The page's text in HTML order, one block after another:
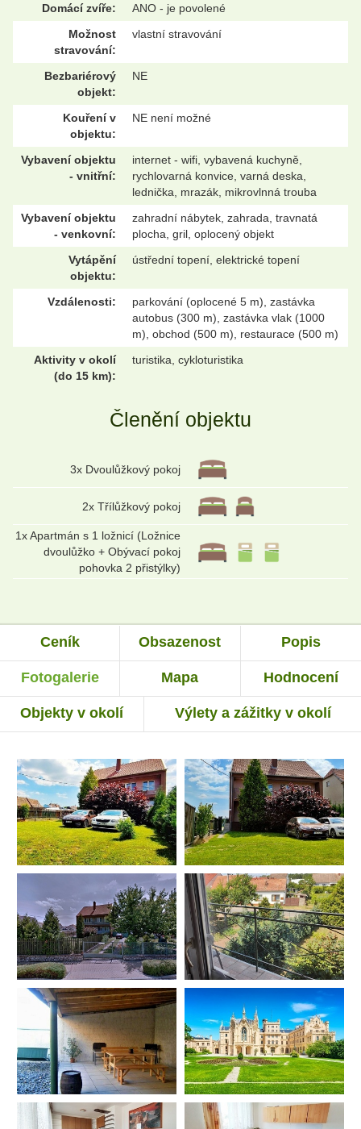
Domácí zvíře:
ANO - je povolené
Možnost
stravování:
vlastní stravování
Bezbariérový
objekt:
NE
Kouření v
objektu:
NE není možné
Vybavení objektu
- vnitřní:
internet - wifi, vybavená kuchyně,
rychlovarná konvice, varná deska,
lednička, mrazák, mikrovlnná trouba
Vybavení objektu
- venkovní:
zahradní nábytek, zahrada, travnatá
plocha, gril, oplocený objekt
Vytápění
objektu:
ústřední topení, elektrické topení
Vzdálenosti:
parkování (oplocené 5 m), zastávka
autobus (300 m), zastávka vlak (1000
m), obchod (500 m), restaurace (500 m)
Aktivity v okolí
(do 15 km):
turistika, cykloturistika
Členění objektu
3x Dvoulůžkový pokoj
2x Třílůžkový pokoj
1x Apartmán s 1 ložnicí (Ložnice
dvoulůžko + Obývací pokoj
pohovka 2 přistýlky)
Ceník Obsazenost Popis
Fotogalerie Mapa Hodnocení
Objekty v okolí Výlety a zážitky v okolí